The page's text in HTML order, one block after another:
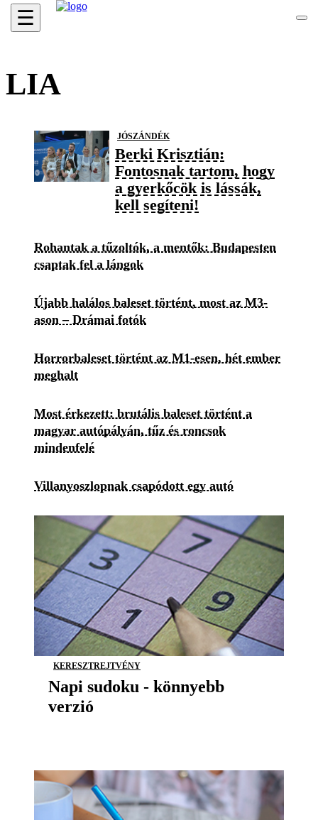
☰
LIA
JÓSZÁNDÉK
Berki Krisztián:
Fontosnak tartom, hogy
a gyerkőcök is lássák,
kell segíteni!
Rohantak a tűzoltók, a mentők: Budapesten
csaptak fel a lángok
Újabb halálos baleset történt, most az M3-
ason – Drámai fotók
Horrorbaleset történt az M1-esen, hét ember
meghalt
Most érkezett: brutális baleset történt a
magyar autópályán, tűz és roncsok
mindenfelé
Villanyoszlopnak csapódott egy autó
KERESZTREJTVÉNY
Napi sudoku - könnyebb
verzió